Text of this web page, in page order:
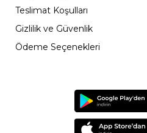
Teslimat Koşulları
Gizlilik ve Güvenlik
Ödeme Seçenekleri